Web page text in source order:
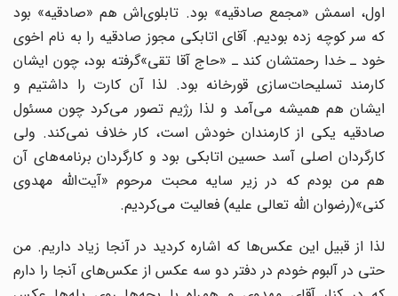
اول، اسمش «مجمع صادقیه» بود. تابلوی‌اش هم «صادقیه» بود
که سر کوچه زده بودیم. آقای اتابکی مجوز صادقیه را به نام اخوی
خود ـ خدا رحمتشان کند ـ «حاج آقا تقی»گرفته بود، چون ایشان
کارمند تسلیحات‌سازی قورخانه بود. لذا آن کارت را داشتیم و
ایشان هم همیشه می‌آمد و لذا رژیم تصور می‌کرد چون مسئول
صادقیه یکی از کارمندان خودش است، کار خلاف نمی‌کند. ولی
کارگردان اصلی آسد حسین اتابکی بود و کارگردان برنامه‌های آن
هم من بودم که در زیر سایه محبت مرحوم «آیت‌الله مهدوی
کنی»(رضوان‌ الله تعالی علیه) فعالیت می‌کردیم.
لذا از قبیل این عکس‌ها که اشاره کردید در آنجا زیاد داریم. من
حتی در آلبوم خودم در دفتر دو سه عکس از عکس‌های آنجا را دارم